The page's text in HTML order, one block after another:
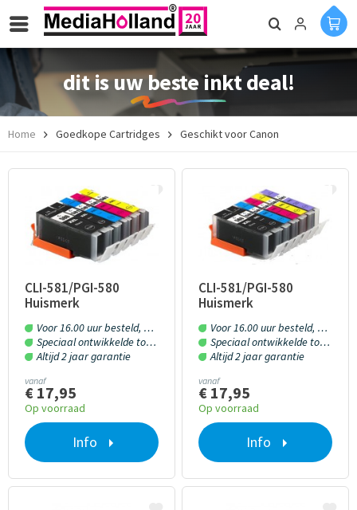
dit is uw beste inkt deal!
Home Goedkope Cartridges Geschikt voor Canon
CLI-581/PGI-580
Huismerk
met chip
Voor 16.00 uur besteld, morgen in huis!
Speciaal ontwikkelde toner en inkt
Altijd 2 jaar garantie
vanaf
€ 17,95
Op voorraad
Info
CLI-581/PGI-580
Huismerk
met chip
Voor 16.00 uur besteld, morgen in huis!
Speciaal ontwikkelde toner en inkt
Altijd 2 jaar garantie
vanaf
€ 17,95
Op voorraad
Info